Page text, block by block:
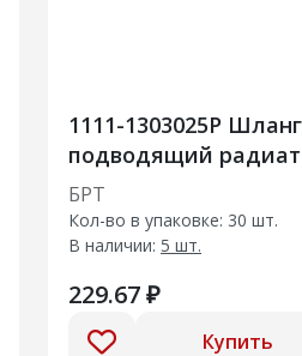
1111-1303025Р Шланг
подводящий
БРТ
Кол-во в упаковке: 30 шт.
В наличии: 5 шт.
229.67 ₽
Купить